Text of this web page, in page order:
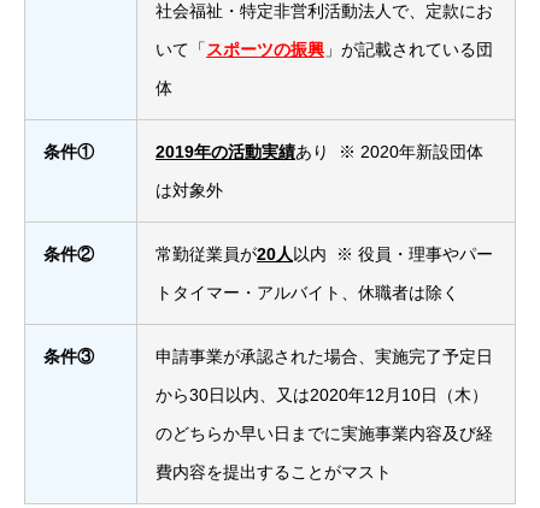
社会福祉・特定非営利活動法人で、定款にお
いて「 スポーツの振興 」が記載されている団
体
条件① 2019年の活動実績あり ※ 2020年新設団体
は対象外
条件② 常勤従業員が20人 以内 ※ 役員・理事やパー
トタイマー・アルバイト、休職者は除く
条件③
申請事業が承認された場合、実施完了予定日
から30日以内、又は2020年12月10日（木）
のどちらか早い日までに実施事業内容及び経
費内容を提出することがマスト